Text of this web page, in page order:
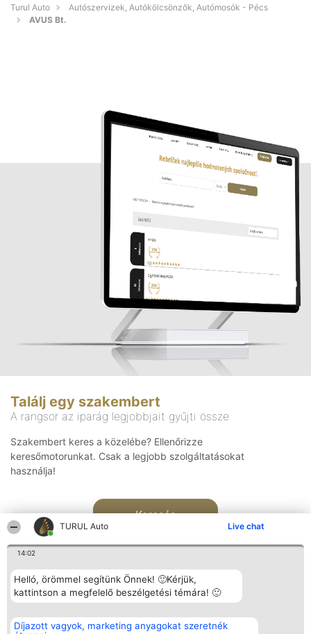
TURUL Auto Live chat
14:02
Helló, örömmel segítünk Önnek! 🙂Kérjük,
kattintson a megfelelő beszélgetési témára! 🙂
Díjazott vagyok, marketing anyagokat szeretnék
Turul Auto
Autószervizek, Autókölcsönzők, Autómosók - Pécs
AVUS Bt.
Találj egy szakembert
A rangsor az iparág legjobbjait gyűjti össze
Szakembert keres a közelébe? Ellenőrizze
keresőmotorunkat. Csak a legjobb szolgáltatásokat
használja!
Keresés
Rangsorszervező
SC Beautiful Company S.R.L.
Népszavazás
Nyertesek
Elérhetőség
Elérhetőség